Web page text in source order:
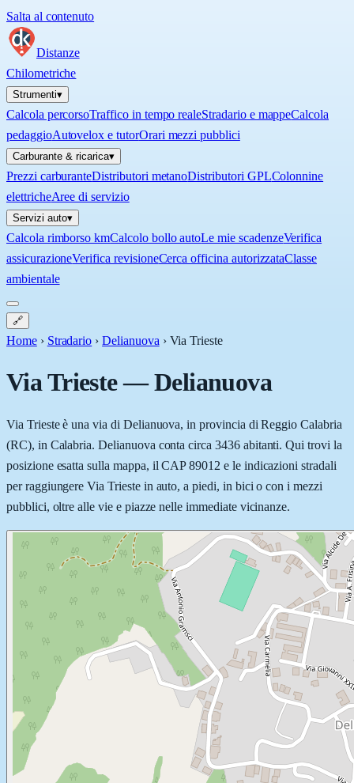
Salta al contenuto
Distanze
Chilometriche
Strumenti▾
Calcola percorsoTraffico in tempo realeStradario e mappeCalcola
pedaggioAutovelox e tutorOrari mezzi pubblici
Carburante & ricarica▾
Prezzi carburanteDistributori metanoDistributori GPLColonnine
elettricheAree di servizio
Servizi auto▾
Calcola rimborso kmCalcolo bollo autoLe mie scadenzeVerifica
assicurazioneVerifica revisioneCerca officina autorizzataClasse
ambientale
🔗
Home › Stradario › Delianuova › Via Trieste
Via Trieste—Delianuova
Via Trieste è una via di Delianuova, in provincia di Reggio Calabria
(RC), in Calabria. Delianuova conta circa 3436 abitanti. Qui trovi la
posizione esatta sulla mappa, il CAP 89012 e le indicazioni stradali
per raggiungere Via Trieste in auto, a piedi, in bici o con i mezzi
pubblici, oltre alle vie e piazze nelle immediate vicinanze.